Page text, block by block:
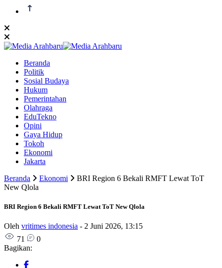
Beranda
Politik
Sosial Budaya
Hukum
Pemerintahan
Olahraga
EduTekno
Opini
Gaya Hidup
Tokoh
Ekonomi
Jakarta
Beranda
Ekonomi
BRI Region 6 Bekali RMFT Lewat ToT
New Qlola
BRI Region 6 Bekali RMFT Lewat ToT New Qlola
Oleh vritimes indonesia - 2 Juni 2026, 13:15
71
0
Bagikan: